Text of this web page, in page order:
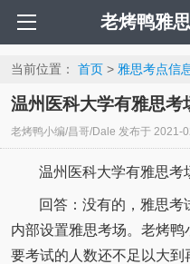
老烤鸭雅
当前位置： 首页> 雅思考点信
温州医科大学有雅思考
老烤鸭小编/昌哥/Dale 发布于 2021-
温州医科大学有雅思考
回答：没有的，雅思考
内部设置雅思考场。老烤
要考试的人数还不足以大